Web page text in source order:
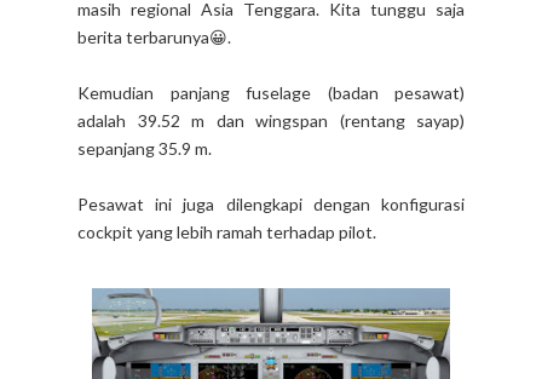
masih regional Asia Tenggara. Kita tunggu saja
berita terbarunya😀.
Kemudian panjang fuselage (badan pesawat)
adalah 39.52 m dan wingspan (rentang sayap)
sepanjang 35.9 m.
Pesawat ini juga dilengkapi dengan konfigurasi
cockpit yang lebih ramah terhadap pilot.